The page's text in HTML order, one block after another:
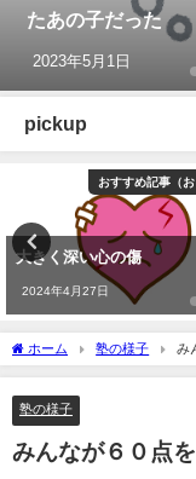
たあの子だった
2023年5月1日
pickup
おすすめ記事（お
大きく深い心の傷
2024年4月27日
ホーム 塾の様子 み
塾の様子
みんなが６０点